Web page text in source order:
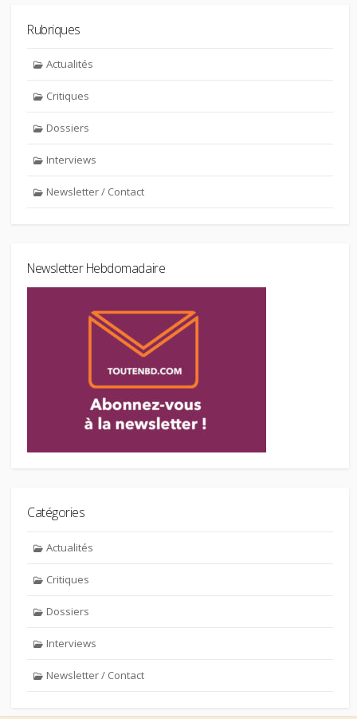
Rubriques
Actualités
Critiques
Dossiers
Interviews
Newsletter / Contact
Newsletter Hebdomadaire
Catégories
Actualités
Critiques
Dossiers
Interviews
Newsletter / Contact